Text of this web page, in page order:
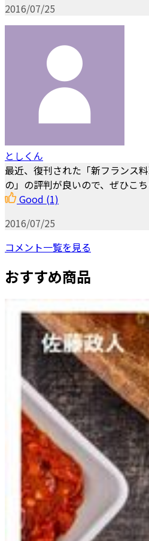
2016/07/25
としくん
最近、復刊された「新フランス
の」の評判が良いので、ぜひこ
Good (1)
2016/07/25
コメント一覧を見る
おすすめ商品